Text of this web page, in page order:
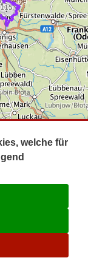
☉
welche für